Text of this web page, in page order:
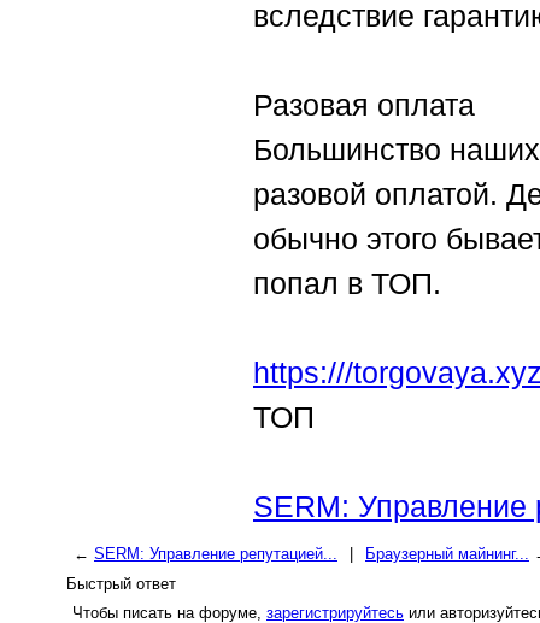
вследствие
Разовая оплата
Большинство
разовой оплатой.
обычно этого
попал в ТОП.
https:///
ТОП
SERM: Управление
← SERM: Управление репутацией... Браузерный майнинг...
Быстрый ответ
Чтобы писать на форуме, зарегистрируйтесь или